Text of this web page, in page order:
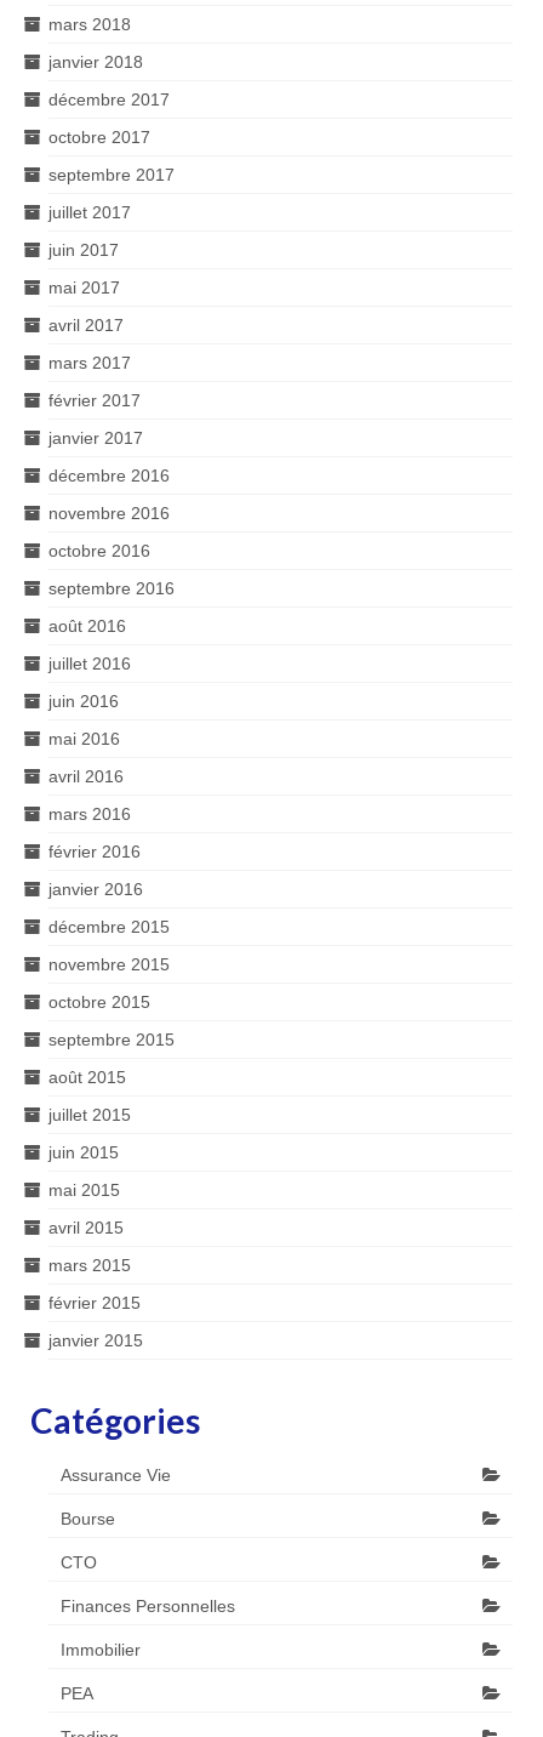
mars 2018
janvier 2018
décembre 2017
octobre 2017
septembre 2017
juillet 2017
juin 2017
mai 2017
avril 2017
mars 2017
février 2017
janvier 2017
décembre 2016
novembre 2016
octobre 2016
septembre 2016
août 2016
juillet 2016
juin 2016
mai 2016
avril 2016
mars 2016
février 2016
janvier 2016
décembre 2015
novembre 2015
octobre 2015
septembre 2015
août 2015
juillet 2015
juin 2015
mai 2015
avril 2015
mars 2015
février 2015
janvier 2015
Catégories
Assurance Vie
Bourse
CTO
Finances Personnelles
Immobilier
PEA